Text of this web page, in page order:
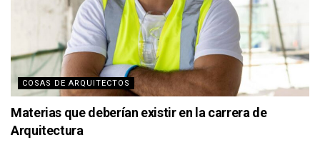
COSAS DE ARQUITECTOS
Materias que deberían existir en la carrera de
Arquitectura